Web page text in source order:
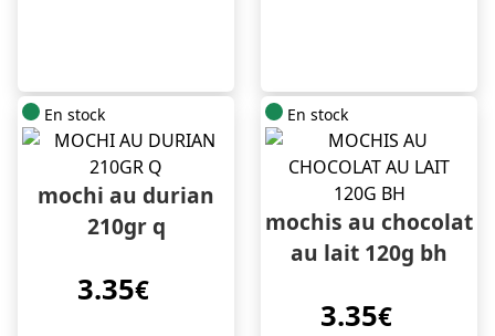
En stock
mochi au durian
210gr q
3.35€
En stock
mochis au chocolat
au lait 120g bh
3.35€